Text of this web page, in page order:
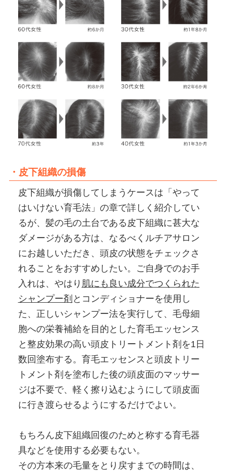
・皮下組織の損傷
皮下組織が損傷してしまうケースは「やって
はいけない育毛法」の章で詳しく紹介してい
るが、髪の毛の土台である皮下組織に甚大な
ダメージがある方は、なるべくルチアサロン
にお越しいただき、頭皮の状態をチェックさ
れることをおすすめしたい。ご自身でのお手
入れは、やはり 肌にも良い成分でつくられた
シャンプー剤 とコンディショナーを使用し
た、正しいシャンプー法を実行して、毛母細
胞への栄養補給を目的とした育毛エッセンス
と整皮効果の高い頭皮トリートメント剤を1日
数回塗布する。育毛エッセンスと頭皮トリー
トメント剤を塗布した後の頭皮面のマッサー
ジは不要で、軽く擦り込むようにして頭皮面
に行き渡らせるようにするだけでよい。
もちろん皮下組織回復のためと称する育毛器
具などを使用する必要もない。
その方本来の毛量をとり戻すまでの時間は、